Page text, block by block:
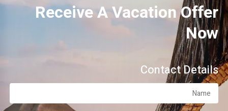
Receive A Vacation Offer
Now
Contact Details